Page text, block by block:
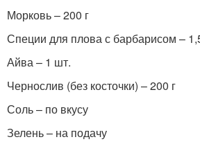
Морковь – 200 г
Специи для плова с барбарисом –
Айва – 1 шт.
Чернослив (без косточки) – 200 г
Соль – по вкусу
Зелень – на подачу